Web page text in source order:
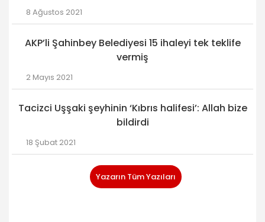
8 Ağustos 2021
AKP’li Şahinbey Belediyesi 15 ihaleyi tek teklife
vermiş
2 Mayıs 2021
Tacizci Uşşaki şeyhinin ‘Kıbrıs halifesi’: Allah bize
bildirdi
18 Şubat 2021
Yazarın Tüm Yazıları